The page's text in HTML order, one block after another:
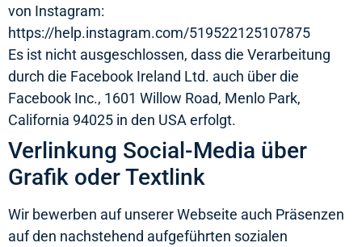
von Instagram:
https://help.instagram.com/519522125107875
Es ist nicht ausgeschlossen, dass die Verarbeitung
durch die Facebook Ireland Ltd. auch über die
Facebook Inc., 1601 Willow Road, Menlo Park,
California 94025 in den USA erfolgt.
Verlinkung Social-Media über
Grafik oder Textlink
Wir bewerben auf unserer Webseite auch Präsenzen
auf den nachstehend aufgeführten sozialen